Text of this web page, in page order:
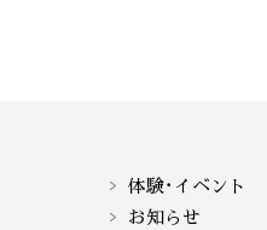
体験･イベント
お知らせ